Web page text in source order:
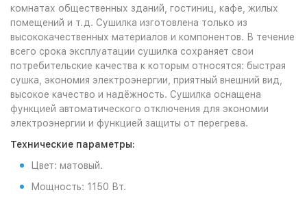
комнатах общественных зданий, гостиниц, кафе, жилых
помещений и т.д. Сушилка изготовлена только из
высококачественных материалов и компонентов. В течение
всего срока эксплуатации сушилка сохраняет свои
потребительские качества к которым относятся: быстрая
сушка, экономия электроэнергии, приятный внешний вид,
высокое качество и надёжность. Сушилка оснащена
функцией автоматического отключения для экономии
электроэнергии и функцией защиты от перегрева.
Технические параметры:
Цвет: матовый.
Мощность: 1150 Вт.